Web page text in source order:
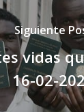
Siguiente
vidas
16-02-